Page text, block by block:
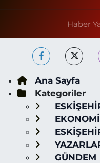
Haber
Ana Sayfa
Kategoriler
EKONOMİ
GÜNDEM